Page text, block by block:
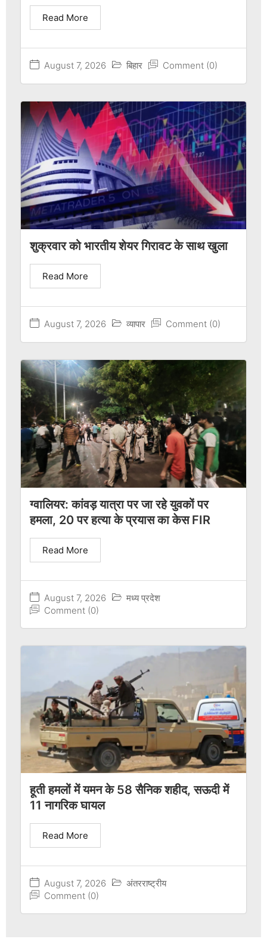
August 7, 2026 बिहार Comment (0)
Read More
शुक्रवार को भारतीय शेयर गिरावट के साथ खुला
August 7, 2026 व्यापार Comment (0)
Read More
ग्वालियर: कांवड़ यात्रा पर जा रहे युवकों पर
हमला, 20 पर हत्या के प्रयास का केस FIR
August 7, 2026
मध्य प्रदेश
Comment (0)
Read More
हूती हमलों में यमन के 58 सैनिक शहीद, सऊदी में
11 नागरिक घायल
August 7, 2026
अंतरराष्ट्रीय
Comment (0)
Read More